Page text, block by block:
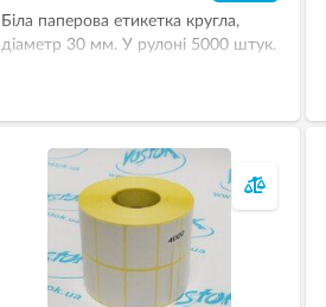
Біла паперова етикетка кругла,
діаметр 30 мм. У рулоні 5000 штук.